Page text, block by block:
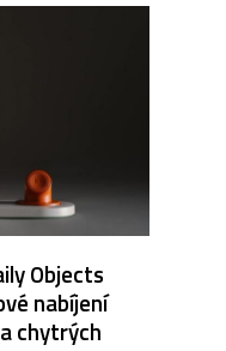
Objects
nabíjení
chytrých